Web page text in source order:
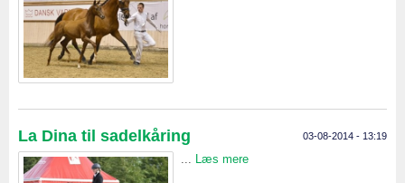
La Dina til sadelkåring 03-08-2014 - 13:19
... Læs mere